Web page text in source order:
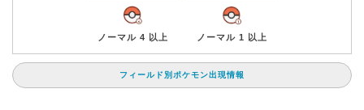
ノーマル 4 以上 ノーマル 1 以上
フィールド別ポケモン出現情報